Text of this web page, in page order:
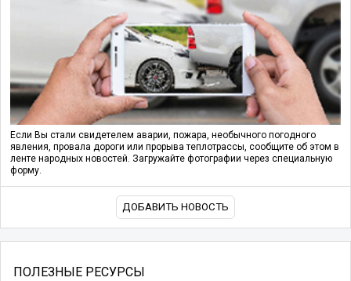
Если Вы стали свидетелем аварии, пожара, необычного погодного
явления, провала дороги или прорыва теплотрассы, сообщите об этом в
ленте народных новостей. Загружайте фотографии через специальную
форму.
ДОБАВИТЬ НОВОСТЬ
ПОЛЕЗНЫЕ РЕСУРСЫ